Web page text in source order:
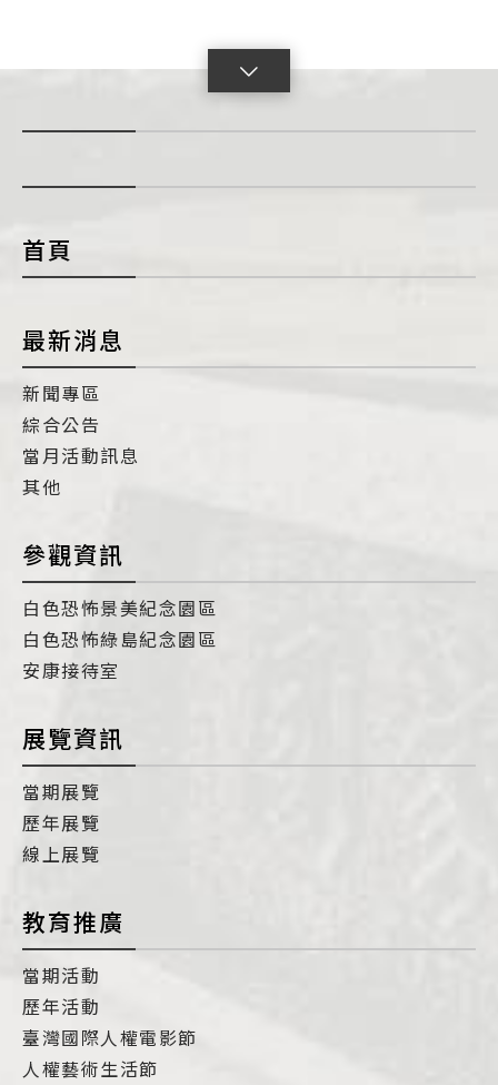
首頁
最新消息
新聞專區
綜合公告
當月活動訊息
其他
參觀資訊
白色恐怖景美紀念園區
白色恐怖綠島紀念園區
安康接待室
展覽資訊
當期展覽
歷年展覽
線上展覽
教育推廣
當期活動
歷年活動
臺灣國際人權電影節
人權藝術生活節